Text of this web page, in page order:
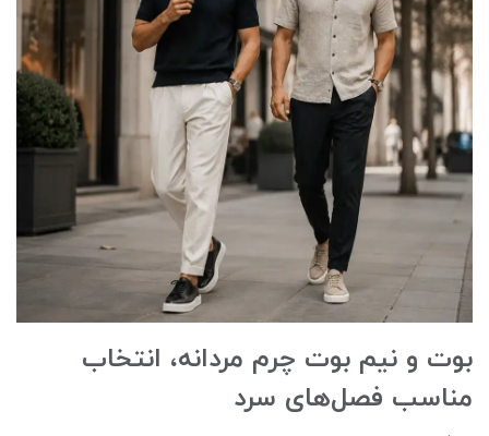
بوت و نیم بوت چرم مردانه، انتخاب
مناسب فصل‌های سرد